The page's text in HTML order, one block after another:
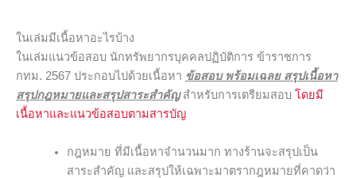
ในเล่มมีเนื้อหาอะไรบ้าง
ในเล่มแนวข้อสอบ นักทรัพยากรบุคคลปฏิบัติการ ข้าราชการ
กทม. 2567 ประกอบไปด้วยเนื้อหา ข้อสอบ พร้อมเฉลย สรุปเนื้อหา
สรุปกฎหมายและสรุปสาระสำคัญสำหรับการเตรียมสอบ โดยมี
เนื้อหาและแนวข้อสอบตามสารบัญ
กฎหมาย ที่มีเนื้อหาจำนวนมาก ทางร้านจะสรุปเป็น
สาระสำคัญ และสรุปให้เฉพาะมาตรากฎหมายที่คาดว่า